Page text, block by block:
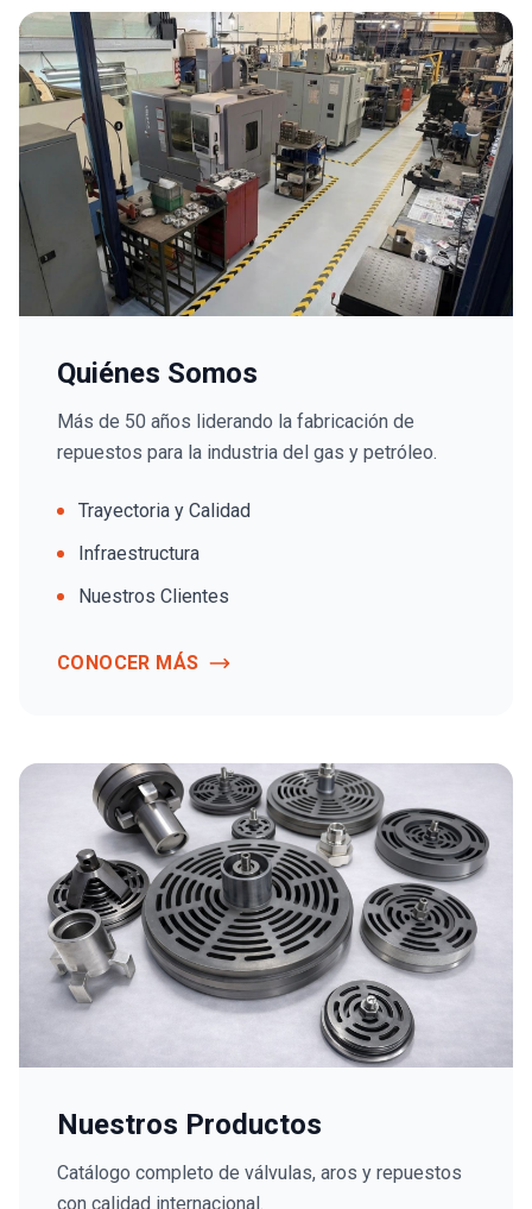
Quiénes Somos
Más de 50 años liderando la fabricación de
repuestos para la industria del gas y petróleo.
Trayectoria y Calidad
Infraestructura
Nuestros Clientes
CONOCER MÁS
Nuestros Productos
Catálogo completo de válvulas, aros y repuestos
con calidad internacional.